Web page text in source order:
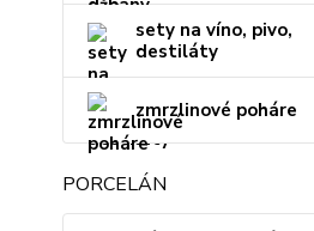
sety na víno, pivo,
destiláty
zmrzlinové poháre
PORCELÁN